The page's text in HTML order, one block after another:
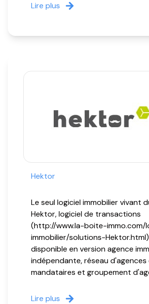
Lire plus
Hektor
Le seul logiciel immobilier vivant
Hektor, logiciel de transactions
(http://www.la-boite-immo.com/
immobilier/solutions-Hektor.html)
disponible en version agence
indépendante, réseau d'agences
mandataires et groupement
Lire plus